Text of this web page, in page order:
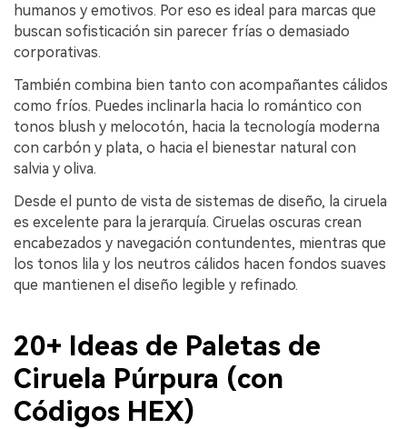
humanos y emotivos. Por eso es ideal para marcas que
buscan sofisticación sin parecer frías o demasiado
corporativas.
También combina bien tanto con acompañantes cálidos
como fríos. Puedes inclinarla hacia lo romántico con
tonos blush y melocotón, hacia la tecnología moderna
con carbón y plata, o hacia el bienestar natural con
salvia y oliva.
Desde el punto de vista de sistemas de diseño, la ciruela
es excelente para la jerarquía. Ciruelas oscuras crean
encabezados y navegación contundentes, mientras que
los tonos lila y los neutros cálidos hacen fondos suaves
que mantienen el diseño legible y refinado.
20+ Ideas de Paletas de
Ciruela Púrpura (con
Códigos HEX)